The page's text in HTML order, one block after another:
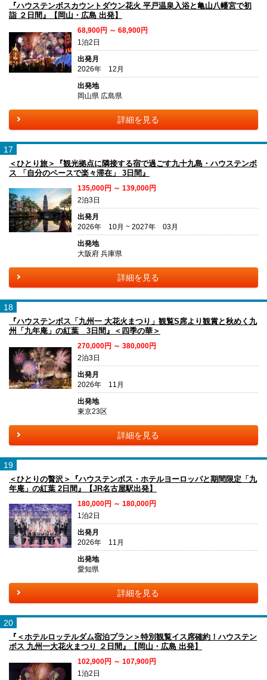
『ハウステンボスカウントダウン花火 平戸温泉入浴と亀山八幡宮で初
詣 ２日間』【岡山・広島 出発】
68,900円 ～ 68,900円
1泊2日
出発月
2026年 12月
出発地
岡山県 広島県
詳細を見る
17
＜ひとり旅＞『観光拠点に隣接する宿で過ごす九十九島・ハウステンボ
ス 「自分のペースで楽々滞在」 3日間』
135,000円 ～ 139,000円
2泊3日
出発月
2026年 10月 ~ 2027年 03月
出発地
大阪府 兵庫県
詳細を見る
18
『ハウステンボス「九州一 大花火まつり」観覧S席より観賞と秋めく九
州「九年庵」の紅葉 3日間』＜四季の華＞
270,000円 ～ 380,000円
2泊3日
出発月
2026年 11月
出発地
東京23区
詳細を見る
19
＜ひとりの贅沢＞『ハウステンボス・ホテルヨーロッパと期間限定「九
年庵」の紅葉 2日間』【JR名古屋駅出発】
180,000円 ～ 180,000円
1泊2日
出発月
2026年 11月
出発地
愛知県
詳細を見る
20
『＜ホテルロッテルダム宿泊プラン＞特別観覧イス席確約！ハウステン
ボス 九州一大花火まつり ２日間』【岡山・広島 出発】
102,900円 ～ 107,900円
1泊2日